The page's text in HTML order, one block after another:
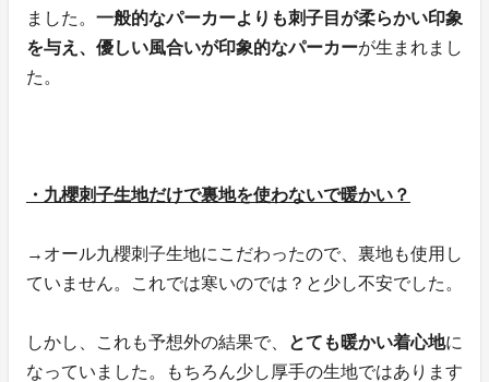
ました。 一般的なパーカーよりも刺子目が柔らかい印象
を与え、優しい風合いが印象的なパーカーが生まれまし
た。
・九櫻刺子生地だけで裏地を使わないで暖かい？
→オール九櫻刺子生地にこだわったので、裏地も使用し
ていません。これでは寒いのでは？と少し不安でした。
しかし、これも予想外の結果で、 とても暖かい着心地に
なっていました。もちろん少し厚手の生地ではあります